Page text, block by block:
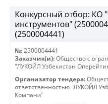
Конкурсный отбор: КО
инструментов"
(2500004441)
№: 2500004441
Заказчик(и): Общество с
"ЛУКОЙЛ Узбекистан
Организатор тендера:
ответственностью "ЛУКОЙЛ
Компани"